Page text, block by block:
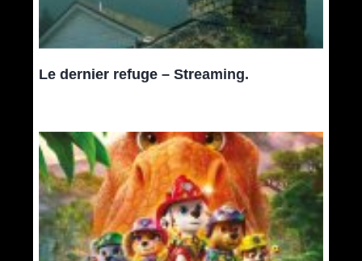
Le dernier refuge – Streaming.